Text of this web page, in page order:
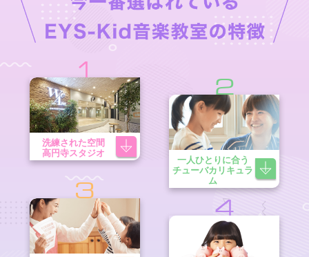
1
洗練された空間
高円寺スタジオ
2
一人ひとりに合う
チューバカリキュラ
ム
3
4